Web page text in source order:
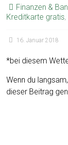
Finanzen &
Kreditkarte gratis,
16. Januar 2018
*bei diesem
Wenn du
dieser Beitrag